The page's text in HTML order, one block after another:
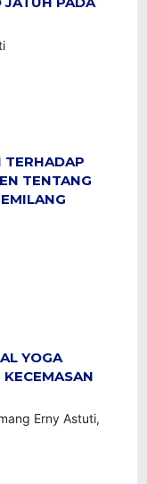
TERHADAP
TENTANG
YOGA
Erny Astuti,